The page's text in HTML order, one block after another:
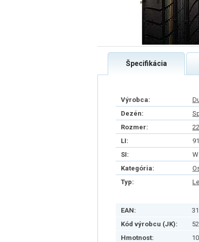
Špecifikácia
Výrobca:
Dezén:
Rozmer:
LI:
SI:
Kategória:
Typ:
EAN:
Kód výrobcu (JK):
Hmotnost: